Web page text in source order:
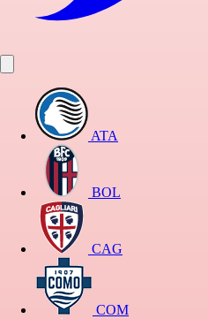
ATA
BOL
CAG
COM